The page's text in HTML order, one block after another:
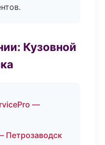
Кузовной
—
Петрозаводск